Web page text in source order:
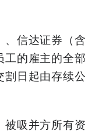
、信达证券（含
的雇主的全部
日起由存续公
被吸并方所有资